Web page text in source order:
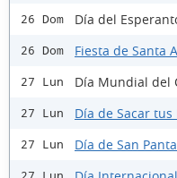
26 Dom Día del
26 Dom Fiesta de Santa
27 Lun Día Mundial del
27 Lun Día de Sacar tus
27 Lun Día de San